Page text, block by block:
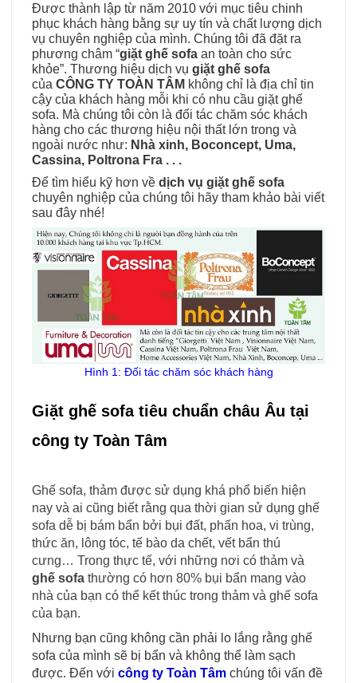
Được thành lập từ năm 2010 với mục tiêu chinh
phục khách hàng bằng sự uy tín và chất lượng dịch
vụ chuyên nghiệp của mình. Chúng tôi đã đặt ra
phương châm “giặt ghế sofa an toàn cho sức
khỏe”. Thương hiệu dịch vụ giặt ghế sofa
của CÔNG TY TOÀN TÂM không chỉ là địa chỉ tin
cậy của khách hàng mỗi khi có nhu cầu giặt ghế
sofa. Mà chúng tôi còn là đối tác chăm sóc khách
hàng cho các thương hiệu nội thất lớn trong và
ngoài nước như: Nhà xinh, Boconcept, Uma,
Cassina, Poltrona Fra . . .
Để tìm hiểu kỹ hơn về dịch vụ giặt ghế sofa
chuyên nghiệp của chúng tôi hãy tham khảo bài viết
sau đây nhé!
Hình 1: Đối tác chăm sóc khách hàng
Giặt ghế sofa tiêu chuẩn châu Âu tại
công ty Toàn Tâm
Ghế sofa, thảm được sử dụng khá phổ biến hiện
nay và ai cũng biết rằng qua thời gian sử dụng ghế
sofa dễ bị bám bẩn bởi bụi đất, phấn hoa, vi trùng,
thức ăn, lông tóc, tế bào da chết, vết bẩn thú
cưng… Trong thực tế, với những nơi có thảm và
ghế sofa thường có hơn 80% bụi bẩn mang vào
nhà của bạn có thể kết thúc trong thảm và ghế sofa
của bạn.
Nhưng bạn cũng không cần phải lo lắng rằng ghế
sofa của mình sẽ bị bẩn và không thể làm sạch
được. Đến với công ty Toàn Tâm chúng tôi vấn đề